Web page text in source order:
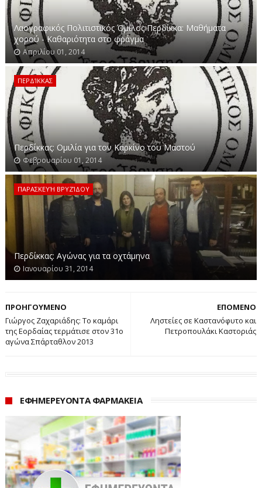
Λαογραφικός Πολιτιστικός Όμιλος Περδίκκα: Μαθήματα
χορού - Καθαριότητα στο φράγμα
Απριλίου 01, 2014
ΠΕΡΔΊΚΚΑΣ
Περδίκκας: Ομιλία για τον Καρκίνο του Μαστού
Φεβρουαρίου 01, 2014
ΠΑΡΑΣΚΕΥΉ ΒΡΥΖΊΔΟΥ
Περδίκκας: Αγώνας για τα οχτάμηνα
Ιανουαρίου 31, 2014
ΕΠΟΜΕΝΟ
Ληστείες σε Καστανόφυτο και
Πετροπουλάκι Καστοριάς
ΠΡΟΗΓΟΥΜΕΝΟ
Γιώργος Ζαχαριάδης: Το καμάρι
της Εορδαίας τερμάτισε στον 31o
αγώνα Σπάρταθλον 2013
ΕΦΗΜΕΡΕΥΟΝΤΑ ΦΑΡΜΑΚΕΙΑ